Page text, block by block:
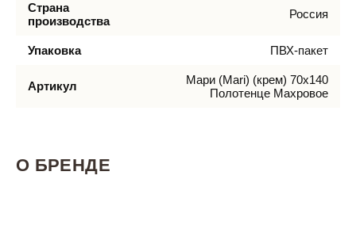
Страна
производства
Россия
Упаковка ПВХ-пакет
Артикул
Мари (Mari) (крем) 70х140
Полотенце Махровое
О БРЕНДЕ